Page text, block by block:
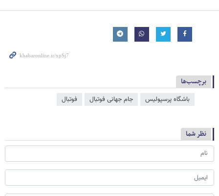
برچسب‌ها
باشگاه پرسپولیس جام جهانی فوتبال فوتبال
نظر شما